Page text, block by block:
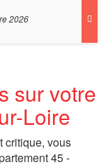
2026
sur votre
Loire
critique, vous
45 -